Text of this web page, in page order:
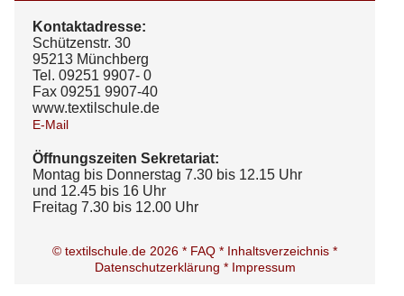
Kontaktadresse:
Schützenstr. 30
95213 Münchberg
Tel. 09251 9907- 0
Fax 09251 9907-40
www.textilschule.de
E-Mail
Öffnungszeiten Sekretariat:
Montag bis Donnerstag 7.30 bis 12.15 Uhr
und 12.45 bis 16 Uhr
Freitag 7.30 bis 12.00 Uhr
© textilschule.de 2026 * FAQ * Inhaltsverzeichnis *
Datenschutzerklärung * Impressum